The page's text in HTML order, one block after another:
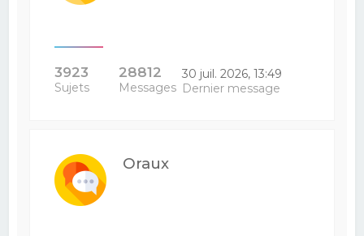
3923
Sujets
28812
Messages
30 juil. 2026, 13:49
Dernier message
Oraux